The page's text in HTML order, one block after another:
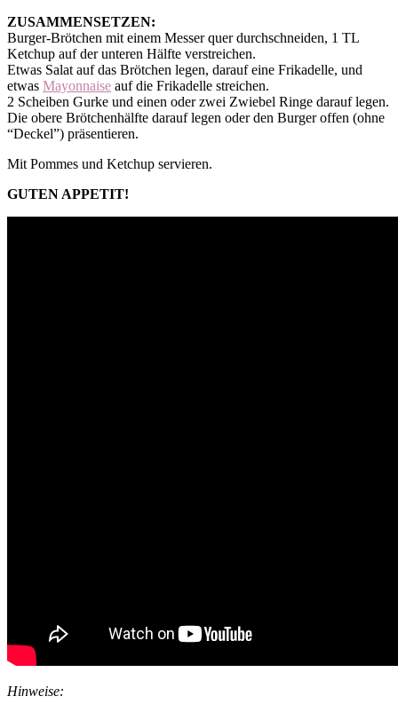
ZUSAMMENSETZEN:
Burger-Brötchen mit einem Messer quer durchschneiden, 1 TL
Ketchup auf der unteren Hälfte verstreichen.
Etwas Salat auf das Brötchen legen, darauf eine Frikadelle, und
etwas Mayonnaise auf die Frikadelle streichen.
2 Scheiben Gurke und einen oder zwei Zwiebel Ringe darauf legen.
Die obere Brötchenhälfte darauf legen oder den Burger offen (ohne
“Deckel”) präsentieren.
Mit Pommes und Ketchup servieren.
GUTEN APPETIT!
Hinweise: